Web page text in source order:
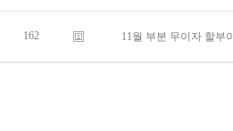
162 11월 부분 무이자 할부